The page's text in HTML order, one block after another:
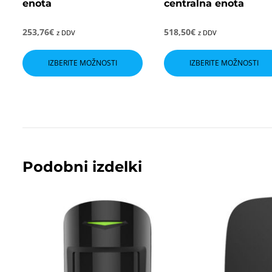
enota
253,76€ z DDV
IZBERITE MOŽNOSTI
izdelek
ima
centralna enota
518,50€ z DDV
IZBERITE MOŽNOSTI
Podobni izdelki